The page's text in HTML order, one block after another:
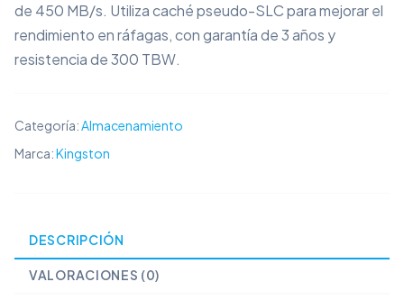
de 450 MB/s. Utiliza caché pseudo-SLC para mejorar el
rendimiento en ráfagas, con garantía de 3 años y
resistencia de 300 TBW.
Categoría:Almacenamiento
Marca:Kingston
DESCRIPCIÓN
VALORACIONES (0)